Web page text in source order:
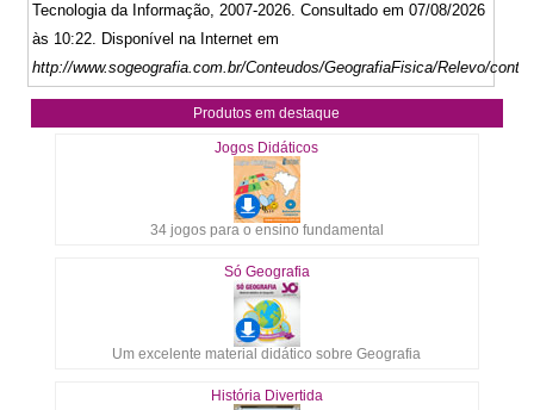
Tecnologia da Informação, 2007-2026. Consultado em 07/08/2026
às 10:22. Disponível na Internet em
http://www.sogeografia.com.br/Conteudos/GeografiaFisica/Relevo/
Produtos em destaque
Jogos Didáticos
34 jogos para o ensino fundamental
Só Geografia
Um excelente material didático sobre Geografia
História Divertida